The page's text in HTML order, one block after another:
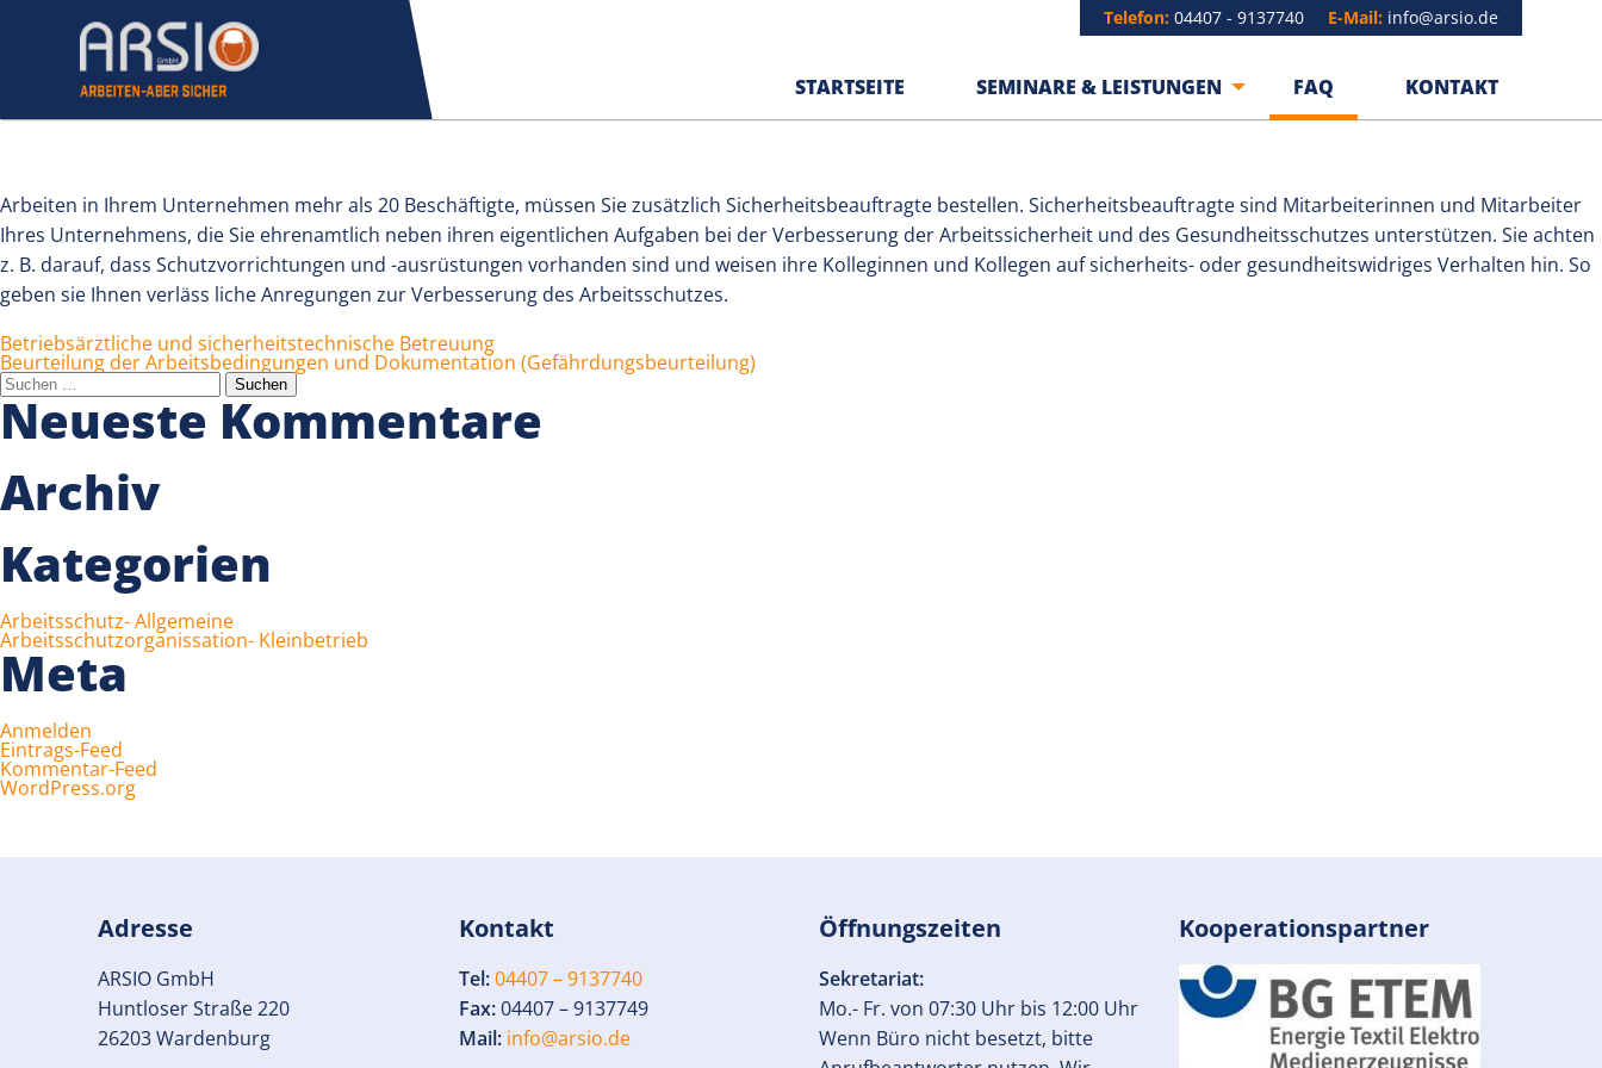
Telefon: 04407 - 9137740 E-Mail: info@arsio.de
STARTSEITE SEMINARE & LEISTUNGEN FAQ KONTAKT
Sicherheitsbeauftragte
Arbeiten in Ihrem Unternehmen mehr als 20 Beschäftigte, müssen Sie zusätzlich Sicherheitsbeauftragte bestellen. Sicherheitsbeauftragte sind Mitarbeiterinnen und Mitarbeiter
Ihres Unternehmens, die Sie ehrenamtlich neben ihren eigentlichen Aufgaben bei der Verbesserung der Arbeitssicherheit und des Gesundheitsschutzes unterstützen. Sie achten
z. B. darauf, dass Schutzvorrichtungen und -ausrüstungen vorhanden sind und weisen ihre Kolleginnen und Kollegen auf sicherheits- oder gesundheitswidriges Verhalten hin. So
geben sie Ihnen verläss liche Anregungen zur Verbesserung des Arbeitsschutzes.
Beitragsnavigation
Betriebsärztliche und sicherheitstechnische Betreuung
Beurteilung der Arbeitsbedingungen und Dokumentation (Gefährdungsbeurteilung)
Suchen
nach:
Neueste Kommentare
Archiv
Kategorien
Arbeitsschutz- Allgemeine
Arbeitsschutzorganissation- Kleinbetrieb
Meta
Anmelden
Eintrags-Feed
Kommentar-Feed
WordPress.org
Adresse
ARSIO GmbH
Huntloser Straße 220
26203 Wardenburg
Kontakt
Tel: 04407 – 9137740
Fax:04407 – 9137749
Mail: info@arsio.de
Öffnungszeiten
Sekretariat:
Mo.- Fr. von 07:30 Uhr bis 12:00 Uhr
Wenn Büro nicht besetzt, bitte
Kooperationspartner